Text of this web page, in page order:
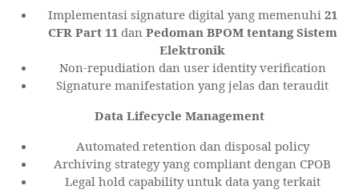
Implementasi signature digital yang memenuhi 21
CFR Part 11dan Pedoman BPOM tentang Sistem
Elektronik
Non-repudiation dan user identity verification
Signature manifestation yang jelas dan teraudit
Data Lifecycle Management
Automated retention dan disposal policy
Archiving strategy yang compliant dengan CPOB
Legal hold capability untuk data yang terkait